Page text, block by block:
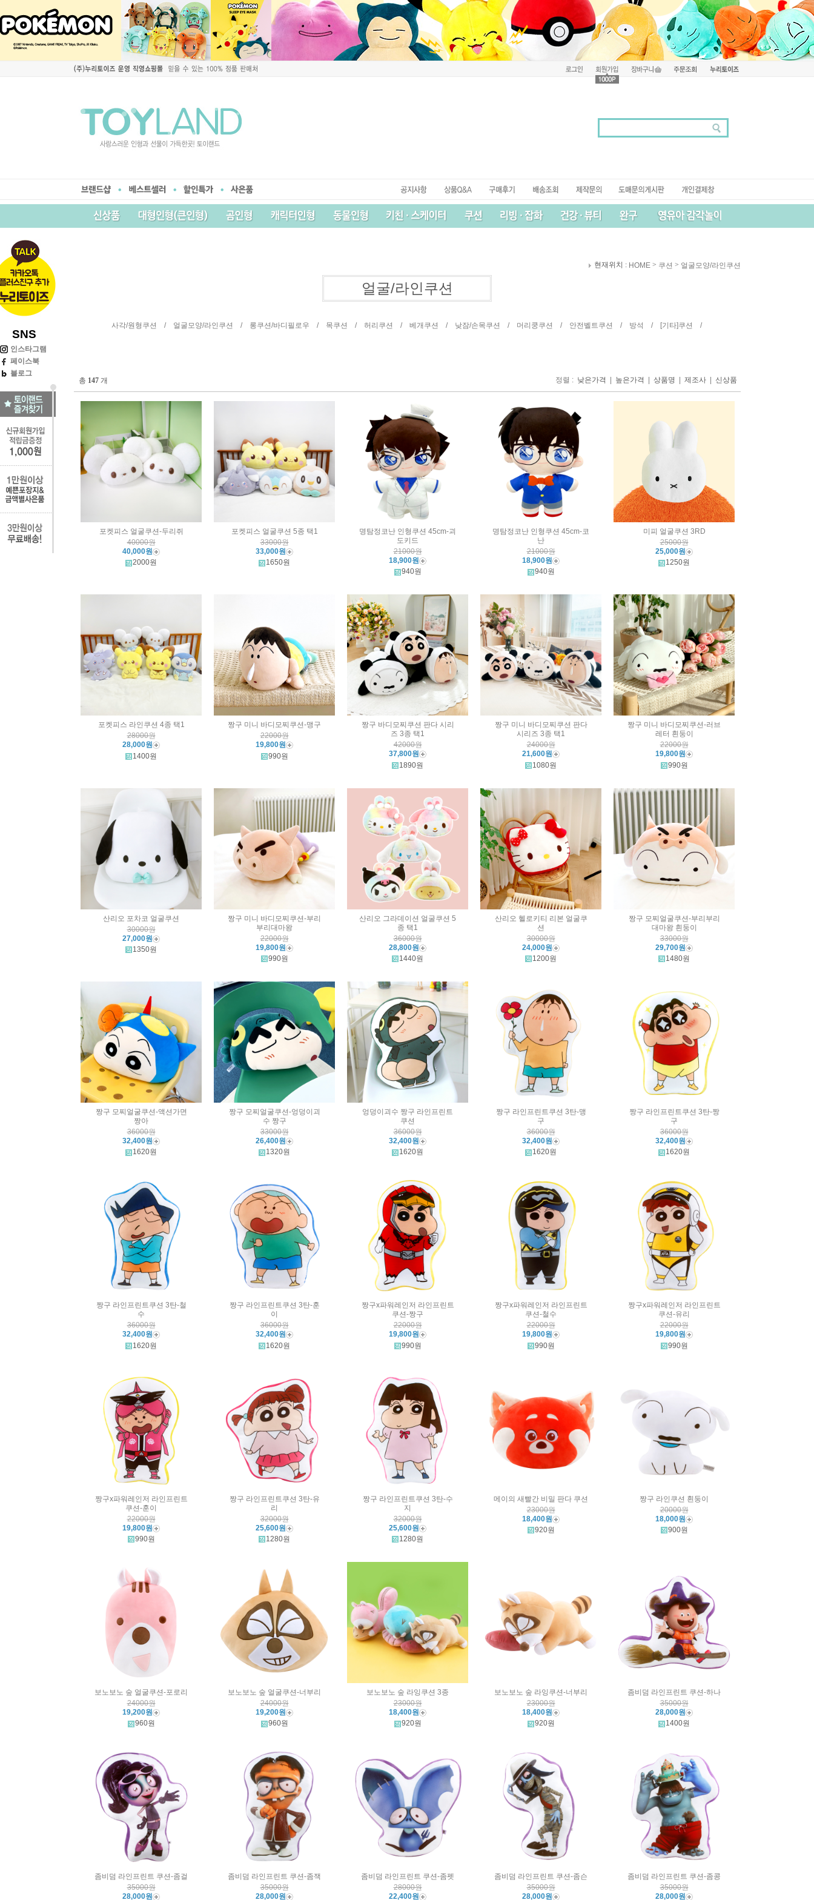
SNS
인스타그램
페이스북
블로그
현재위치 : HOME > 쿠션 > 얼굴모양/라인쿠션
얼굴/라인쿠션
사각/원형쿠션 / 얼굴모양/라인쿠션 / 롱쿠션/바디필로우 / 목쿠션 / 허리쿠션 / 베개쿠션 / 낮잠/손목쿠션 / 머리쿵쿠션 / 안전벨트쿠션 / 방석 / [기타]쿠션 /
총 147 개 정렬 : 낮은가격 높은가격 상품명 제조사 신상품
포켓피스 얼굴쿠션-두리쥐
40000원
40,000원
2000원
포켓피스 얼굴쿠션 5종 택1
33000원
33,000원
1650원
명탐정코난 인형쿠션 45cm-괴
도키드
21000원
18,900원
940원
명탐정코난 인형쿠션 45cm-코
난
21000원
18,900원
940원
미피 얼굴쿠션 3RD
25000원
25,000원
1250원
포켓피스 라인쿠션 4종 택1
28000원
28,000원
1400원
짱구 미니 바디모찌쿠션-맹구
22000원
19,800원
990원
짱구 바디모찌쿠션 판다 시리
즈 3종 택1
42000원
37,800원
1890원
짱구 미니 바디모찌쿠션 판다
시리즈 3종 택1
24000원
21,600원
1080원
짱구 미니 바디모찌쿠션-러브
레터 흰둥이
22000원
19,800원
990원
산리오 포차코 얼굴쿠션
30000원
27,000원
1350원
짱구 미니 바디모찌쿠션-부리
부리대마왕
22000원
19,800원
990원
산리오 그라데이션 얼굴쿠션 5
종 택1
36000원
28,800원
1440원
산리오 헬로키티 리본 얼굴쿠
션
30000원
24,000원
1200원
짱구 모찌얼굴쿠션-부리부리
대마왕 흰둥이
33000원
29,700원
1480원
짱구 모찌얼굴쿠션-액션가면
짱아
36000원
32,400원
1620원
짱구 모찌얼굴쿠션-엉덩이괴
수 짱구
33000원
26,400원
1320원
엉덩이괴수 짱구 라인프린트
쿠션
36000원
32,400원
1620원
짱구 라인프린트쿠션 3탄-맹
구
36000원
32,400원
1620원
짱구 라인프린트쿠션 3탄-짱
구
36000원
32,400원
1620원
짱구 라인프린트쿠션 3탄-철
수
36000원
32,400원
1620원
짱구 라인프린트쿠션 3탄-훈
이
36000원
32,400원
1620원
짱구x파워레인저 라인프린트
쿠션-짱구
22000원
19,800원
990원
짱구x파워레인저 라인프린트
쿠션-철수
22000원
19,800원
990원
짱구x파워레인저 라인프린트
쿠션-유리
22000원
19,800원
990원
짱구x파워레인저 라인프린트
쿠션-훈이
22000원
19,800원
990원
짱구 라인프린트쿠션 3탄-유
리
32000원
25,600원
1280원
짱구 라인프린트쿠션 3탄-수
지
32000원
25,600원
1280원
메이의 새빨간 비밀 판다 쿠션
23000원
18,400원
920원
짱구 라인쿠션 흰둥이
20000원
18,000원
900원
보노보노 숲 얼굴쿠션-포로리
24000원
19,200원
960원
보노보노 숲 얼굴쿠션-너부리
24000원
19,200원
960원
보노보노 숲 라잉쿠션 3종
23000원
18,400원
920원
보노보노 숲 라잉쿠션-너부리
23000원
18,400원
920원
좀비덤 라인프린트 쿠션-하나
35000원
28,000원
1400원
좀비덤 라인프린트 쿠션-좀걸
35000원
28,000원
좀비덤 라인프린트 쿠션-좀잭
35000원
28,000원
좀비덤 라인프린트 쿠션-좀펫
28000원
22,400원
좀비덤 라인프린트 쿠션-좀슨
35000원
28,000원
좀비덤 라인프린트 쿠션-좀콩
35000원
28,000원